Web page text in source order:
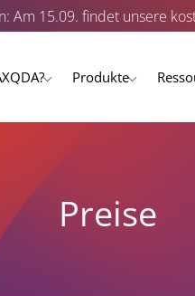
Am 15.09. findet unsere
Produkte
Preise